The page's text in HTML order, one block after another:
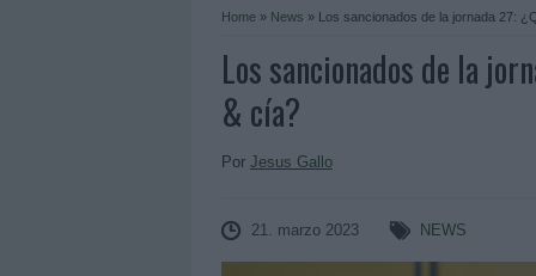
Home » News » Los sancionados de la jornada 27:
Los sancionados de la
& cía?
Por Jesus Gallo
21. marzo 2023 NEWS